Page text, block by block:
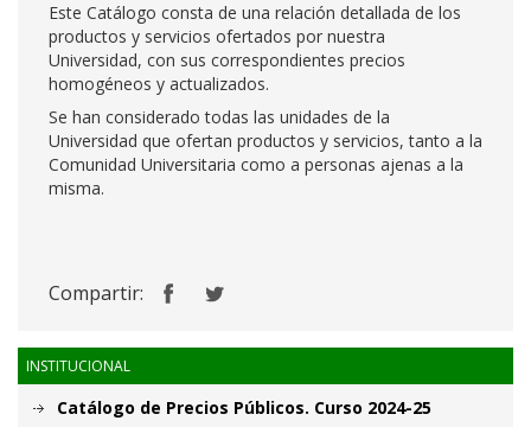
Este Catálogo consta de una relación detallada de los
productos y servicios ofertados por nuestra
Universidad, con sus correspondientes precios
homogéneos y actualizados.
Se han considerado todas las unidades de la
Universidad que ofertan productos y servicios, tanto a la
Comunidad Universitaria como a personas ajenas a la
misma.
Compartir:
INSTITUCIONAL
Catálogo de Precios Públicos. Curso 2024-25